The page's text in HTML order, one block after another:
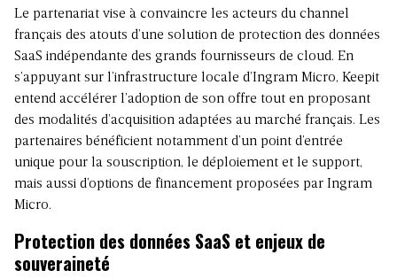
Le partenariat vise à convaincre les acteurs du channel
français des atouts d’une solution de protection des données
SaaS indépendante des grands fournisseurs de cloud. En
s’appuyant sur l’infrastructure locale d’Ingram Micro, Keepit
entend accélérer l’adoption de son offre tout en proposant
des modalités d’acquisition adaptées au marché français. Les
partenaires bénéficient notamment d’un point d’entrée
unique pour la souscription, le déploiement et le support,
mais aussi d’options de financement proposées par Ingram
Micro.
Protection des données SaaS et enjeux de
souveraineté